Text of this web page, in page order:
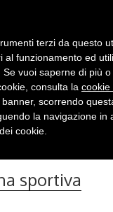
sportiva
terzi da questo
al funzionamento ed
Se vuoi saperne di più
consulta la cookie
scorrendo
la navigazione in
cookie.